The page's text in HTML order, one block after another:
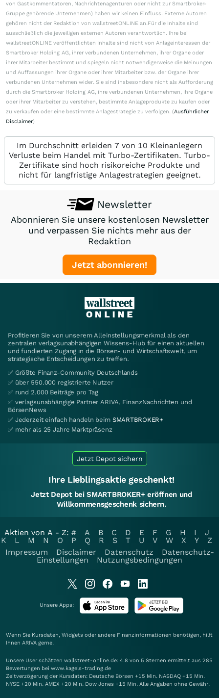
von Gastkommentatoren, Nachrichtenagenturen oder nicht zur Smartbroker-
Gruppe gehörende Unternehmen) haben wir keinen Einfluss. Externe Autoren
gehören nicht der Redaktion von wallstreetONLINE an.Für die Inhalte sind
ausschließlich die jeweiligen externen Autoren verantwortlich. Ihre bei
wallstreetONLINE veröffentlichten Inhalte sind nicht von Anlageinteressen der
Smartbroker Holding AG, ihrer verbundenen Unternehmen, ihrer Organe oder
ihrer Mitarbeiter bestimmt und spiegeln nicht notwendigerweise die Meinungen
und Auffassungen ihrer Organe oder ihrer Mitarbeiter bzw. der Organe ihrer
verbundenen Unternehmen wider. Sie sind insbesondere nicht als Aufforderung
durch die Smartbroker Holding AG, ihre verbundenen Unternehmen, ihre Organe
oder ihrer Mitarbeiter zu verstehen, bestimmte Anlageprodukte zu kaufen oder
zu verkaufen oder eine bestimmte Anlagestrategie zu verfolgen. (Ausführlicher
Disclaimer)
Im Durchschnitt erleiden 7 von 10 Kleinanlegern
Verluste beim Handel mit Turbo-Zertifikaten. Turbo-
Zertifikate sind hoch risikoreiche Produkte und
nicht für langfristige Anlagestrategien geeignet.
Newsletter
Abonnieren Sie unsere kostenlosen Newsletter
und verpassen Sie nichts mehr aus der
Redaktion
Jetzt abonnieren!
Profitieren Sie von unserem Alleinstellungsmerkmal als den
zentralen verlagsunabhängigen Wissens-Hub für einen aktuellen
und fundierten Zugang in die Börsen- und Wirtschaftswelt, um
strategische Entscheidungen zu treffen.
✅ Größte Finanz-Community Deutschlands
✅ über 550.000 registrierte Nutzer
✅ rund 2.000 Beiträge pro Tag
✅ verlagsunabhängige Partner ARIVA, FinanzNachrichten und
BörsenNews
✅ Jederzeit einfach handeln beim SMARTBROKER+
✅ mehr als 25 Jahre Marktpräsenz
Jetzt Depot sichern
Ihre Lieblingsaktie geschenkt!
Jetzt Depot bei SMARTBROKER+ eröffnen und
Willkommensgeschenk sichern.
Aktien von A - Z: # A B C D E F G H I
J
K
L M N O P Q R S T U V W X Y
Z
Impressum
Disclaimer Datenschutz
Datenschutz-
Einstellungen
Nutzungsbedingungen
Unsere Apps:
Wenn Sie Kursdaten, Widgets oder andere Finanzinformationen benötigen, hilft
Ihnen ARIVA gerne.
Unsere User schätzen wallstreet-online.de: 4.8 von 5 Sternen ermittelt aus 285
Bewertungen bei www.kagels-trading.de
Zeitverzögerung der Kursdaten: Deutsche Börsen +15 Min. NASDAQ +15 Min.
NYSE +20 Min. AMEX +20 Min. Dow Jones +15 Min. Alle Angaben ohne Gewähr.